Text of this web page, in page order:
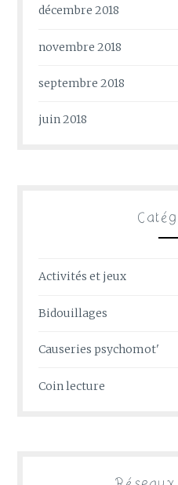
décembre 2018
novembre 2018
septembre 2018
juin 2018
Activités et jeux
Bidouillages
Causeries psychomot'
Coin lecture